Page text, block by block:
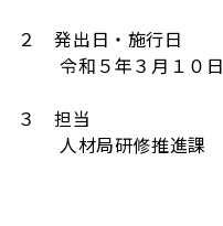
２ 発出日・施行日
令和５年３月１０日
３ 担当
人材局研修推進課